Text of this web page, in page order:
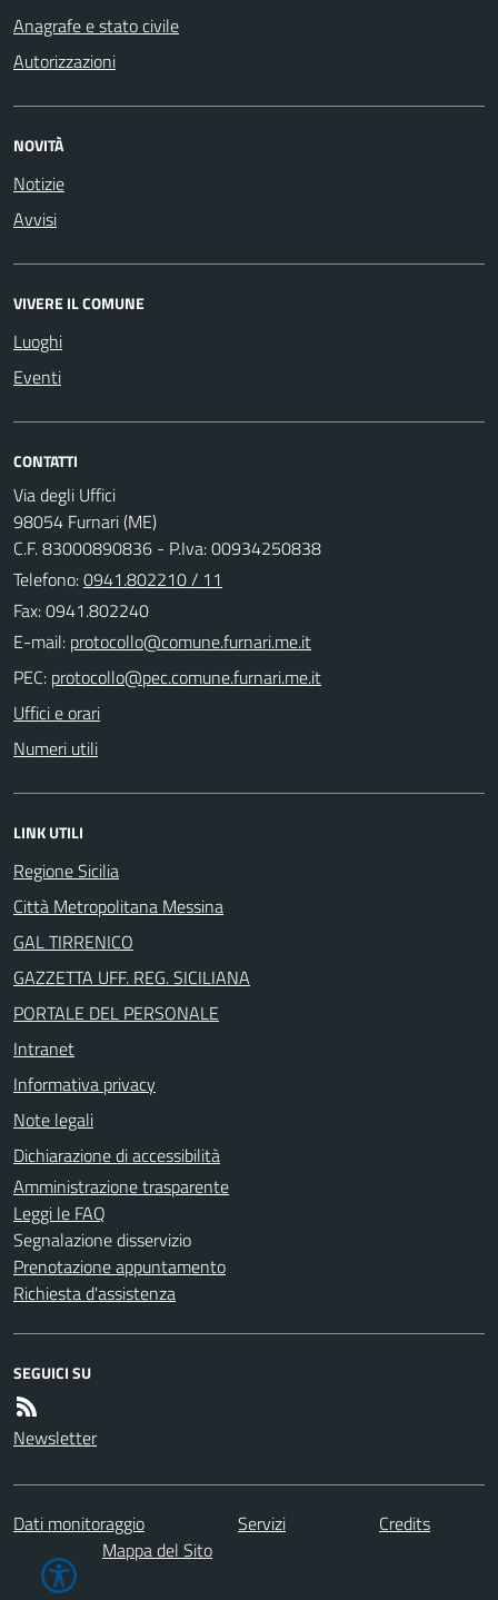
Anagrafe e stato civile
Autorizzazioni
NOVITÀ
Notizie
Avvisi
VIVERE IL COMUNE
Luoghi
Eventi
CONTATTI
Via degli Uffici
98054 Furnari (ME)
C.F. 83000890836 - P.Iva: 00934250838
Telefono:0941.802210 / 11
Fax: 0941.802240
E-mail:
PEC:
Uffici e orari
Numeri utili
LINK UTILI
Regione Sicilia
Città Metropolitana Messina
GAL TIRRENICO
GAZZETTA UFF. REG. SICILIANA
PORTALE DEL PERSONALE
Intranet
Informativa privacy
Note legali
Dichiarazione di accessibilità
Amministrazione trasparente
Leggi le FAQ
Segnalazione disservizio
Prenotazione appuntamento
Richiesta d'assistenza
SEGUICI SU
Newsletter
Dati monitoraggio Servizi
Credits
Mappa del Sito